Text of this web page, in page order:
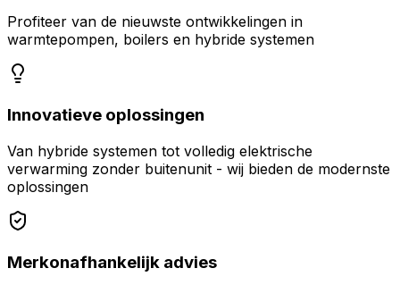
Profiteer van de nieuwste ontwikkelingen in
warmtepompen, boilers en hybride systemen
Innovatieve oplossingen
Van hybride systemen tot volledig elektrische
verwarming zonder buitenunit - wij bieden de modernste
oplossingen
Merkonafhankelijk advies